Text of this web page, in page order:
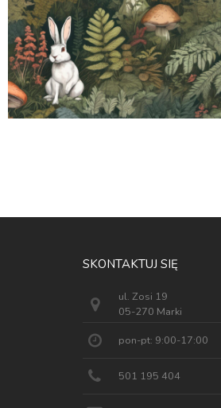
SKONTAKTUJ SIĘ
ul. Zosi 19
05-270 Marki
pon-pt: 9:00-17:00
501 195 404